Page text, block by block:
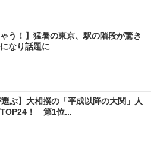
ゃう！】猛暑の東京、駅の階段が驚き
なり話題に
選ぶ】大相撲の「平成以降の大関」人
TOP24！ 第1位...